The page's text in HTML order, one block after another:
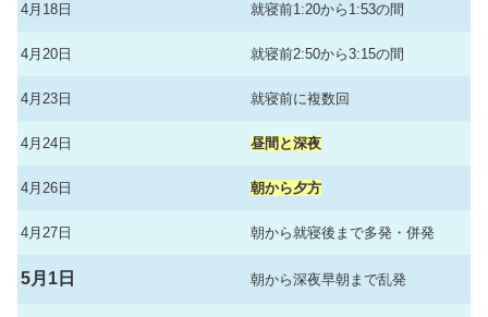
4月18日 就寝前1:20から1:53の間
4月20日 就寝前2:50から3:15の間
4月23日 就寝前に複数回
4月24日 昼間と深夜
4月26日 朝から夕方
4月27日 朝から就寝後まで多発・併発
5月1日 朝から深夜早朝まで乱発